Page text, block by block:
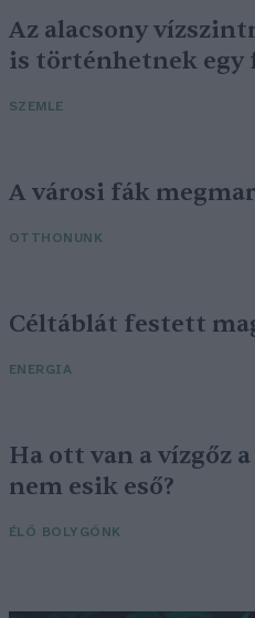
Az alacsony
is történhetnek egy
SZEMLE
A városi fák
OTTHONUNK
Céltáblát festett
ENERGIA
Ha ott van a vízgőz
nem esik eső?
ÉLŐ BOLYGÓNK